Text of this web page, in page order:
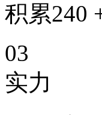
积累240
03
实力